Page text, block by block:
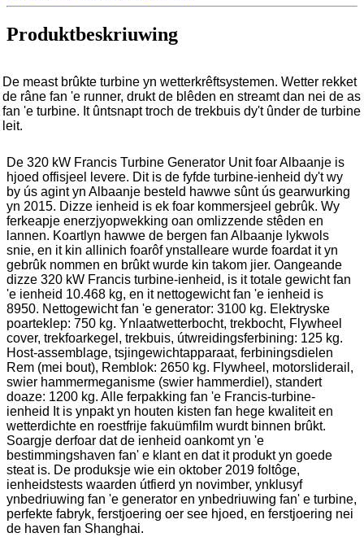
Produktbeskriuwing
De meast brûkte turbine yn wetterkrêftsystemen. Wetter rekket
de râne fan 'e runner, drukt de blêden en streamt dan nei de as
fan 'e turbine. It ûntsnapt troch de trekbuis dy't ûnder de turbine
leit.
De 320 kW Francis Turbine Generator Unit foar Albaanje is
hjoed offisjeel levere. Dit is de fyfde turbine-ienheid dy't wy
by ús agint yn Albaanje besteld hawwe sûnt ús gearwurking
yn 2015. Dizze ienheid is ek foar kommersjeel gebrûk. Wy
ferkeapje enerzjyopwekking oan omlizzende stêden en
lannen. Koartlyn hawwe de bergen fan Albaanje lykwols
snie, en it kin allinich foarôf ynstalleare wurde foardat it yn
gebrûk nommen en brûkt wurde kin takom jier. Oangeande
dizze 320 kW Francis turbine-ienheid, is it totale gewicht fan
'e ienheid 10.468 kg, en it nettogewicht fan 'e ienheid is
8950. Nettogewicht fan 'e generator: 3100 kg. Elektryske
poarteklep: 750 kg. Ynlaatwetterbocht, trekbocht, Flywheel
cover, trekfoarkegel, trekbuis, útwreidingsferbining: 125 kg.
Host-assemblage, tsjingewichtapparaat, ferbiningsdielen
Rem (mei bout), Remblok: 2650 kg. Flywheel, motorsliderail,
swier hammermeganisme (swier hammerdiel), standert
doaze: 1200 kg. Alle ferpakking fan 'e Francis-turbine-
ienheid It is ynpakt yn houten kisten fan hege kwaliteit en
wetterdichte en roestfrije fakuümfilm wurdt binnen brûkt.
Soargje derfoar dat de ienheid oankomt yn 'e
bestimmingshaven fan' e klant en dat it produkt yn goede
steat is. De produksje wie ein oktober 2019 foltôge,
ienheidstests waarden útfierd yn novimber, ynklusyf
ynbedriuwing fan 'e generator en ynbedriuwing fan' e turbine,
perfekte fabryk, ferstjoering oer see hjoed, en ferstjoering nei
de haven fan Shanghai.